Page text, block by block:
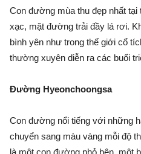
Con đường mùa thu đẹp nhất tại
xạc, mặt đường trải đầy lá rơi.
bình yên như trong thế giới cổ
thường xuyên diễn ra các buổi
Đường Hyeonchoongsa
Con đường nổi tiếng với những
chuyển sang màu vàng mỗi độ
là một con đường nhỏ bên, một